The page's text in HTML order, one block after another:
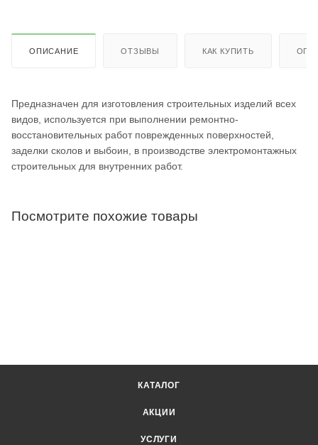
ОПИСАНИЕ ОТЗЫВЫ КАК КУПИТЬ
Предназначен для изготовления строительных изделий всех
видов, используется при выполнении ремонтно-
восстановительных работ поврежденных поверхностей,
заделки сколов и выбоин, в производстве электромонтажных
строительных для внутренних работ.
Посмотрите похожие товары
КАТАЛОГ
АКЦИИ
УСЛУГИ